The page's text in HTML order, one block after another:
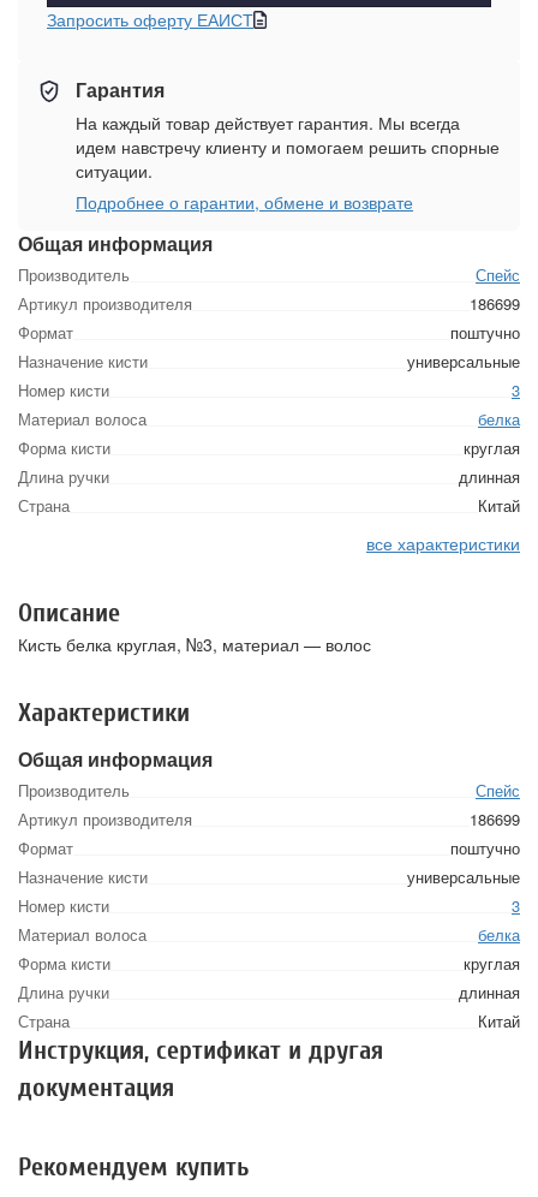
Общая информация
Производитель
Спейс
Артикул производителя
186699
Формат
поштучно
Назначение кисти
универсальные
Номер кисти
3
Материал волоса
белка
Форма кисти
круглая
Длина ручки
длинная
Страна
Китай
все характеристики
Запросить оферту ЕАИСТ
Гарантия
На каждый товар действует гарантия. Мы всегда
идем навстречу клиенту и помогаем решить спорные
ситуации.
Подробнее о гарантии, обмене и возврате
Описание
Кисть белка круглая, №3, материал — волос
Характеристики
Общая информация
Производитель
Спейс
Артикул производителя
186699
Формат
поштучно
Назначение кисти
универсальные
Номер кисти
3
Материал волоса
белка
Форма кисти
круглая
Длина ручки
длинная
Страна
Китай
Инструкция, сертификат и другая
документация
Рекомендуем купить